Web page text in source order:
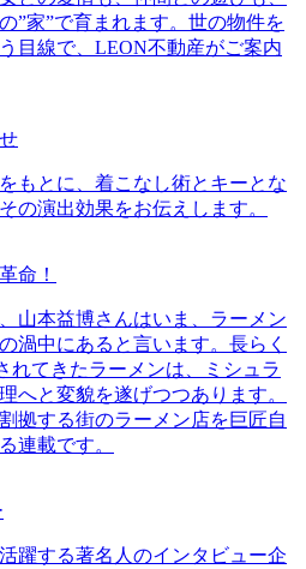
”家”で育まれます。世の物件を
目線で、LEON不動産がご案内
もとに、着こなし術とキーとな
の演出効果をお伝えします。
命！
山本益博さんはいま、ラーメン
渦中にあると言います。長らく
れてきたラーメンは、ミシュラ
へと変貌を遂げつつあります。
拠する街のラーメン店を巨匠自
連載です。
躍する著名人のインタビュー企